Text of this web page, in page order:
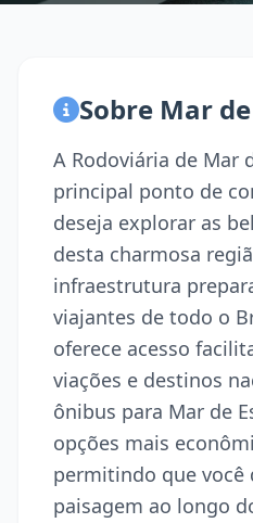
Sobre Mar
A Rodoviária de Mar
principal ponto de
deseja explorar as
desta charmosa
infraestrutura
viajantes de todo o
oferece acesso
viações e destinos
ônibus para Mar de
opções mais
permitindo que você
paisagem ao longo